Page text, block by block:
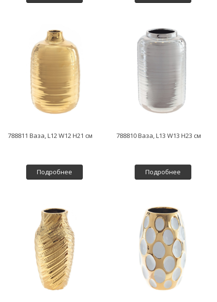
788811 Ваза, L12 W12 H21 см
Подробнее
788810 Ваза, L13 W13 H23 см
Подробнее